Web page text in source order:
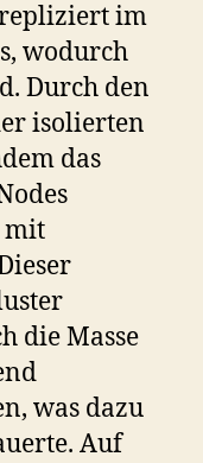
repliziert im
wodurch
Durch den
isolierten
das
mit
die Masse
was dazu
Auf